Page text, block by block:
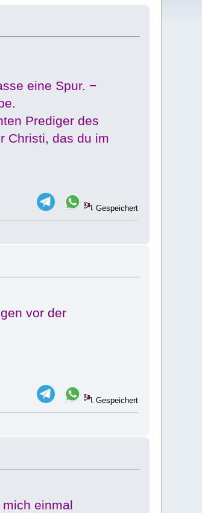
eine Spur. −
Prediger des
Christi, das du im
Gespeichert
vor der
Gespeichert
einmal